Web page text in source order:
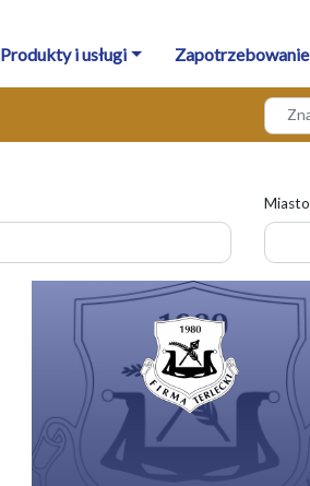
Produkty i usługi Zapotrzebowanie
Miasto